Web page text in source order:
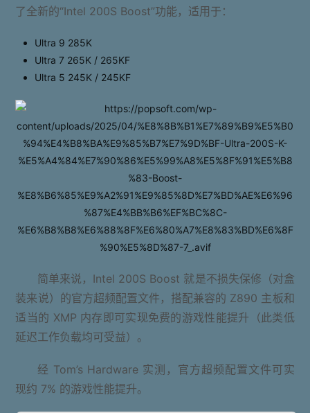
了全新的“Intel 200S Boost”功能，适用于：
Ultra 9 285K
Ultra 7 265K / 265KF
Ultra 5 245K / 245KF
简单来说，Intel 200S Boost 就是不损失保修（对盒
装来说）的官方超频配置文件，搭配兼容的 Z890 主板和
适当的 XMP 内存即可实现免费的游戏性能提升（此类低
延迟工作负载均可受益）。
经 Tom’s Hardware 实测，官方超频配置文件可实
现约 7% 的游戏性能提升。